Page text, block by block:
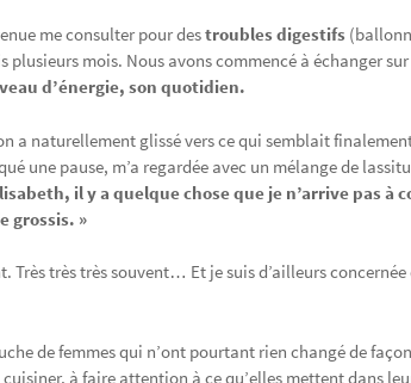
me consulter pour destroubles digestifs
mois. Nous avons commencé à échanger sur
d’énergie, son quotidien.
a naturellement glissé vers ce qui semblait
une pause, m’a regardée avec un mélange de
il y a quelque chose que je n’arrive pas à
grossis. »
Très très très souvent… Et je suis d’ailleurs
de femmes qui n’ont pourtant rien changé de
à faire attention à ce qu’elles mettent dans